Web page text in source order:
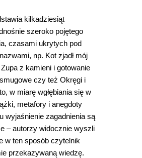
kilkadziesiąt
szeroko pojętego
czasami ukrytych pod
np. Kot zjadł mój
Zupa z kamieni i gotowanie
czy też Okręgi i
w miarę wgłębiania się w
metafory i anegdoty
wyjaśnienie zagadnienia są
– autorzy widocznie wyszli
w ten sposób czytelnik
przekazywaną wiedzę.